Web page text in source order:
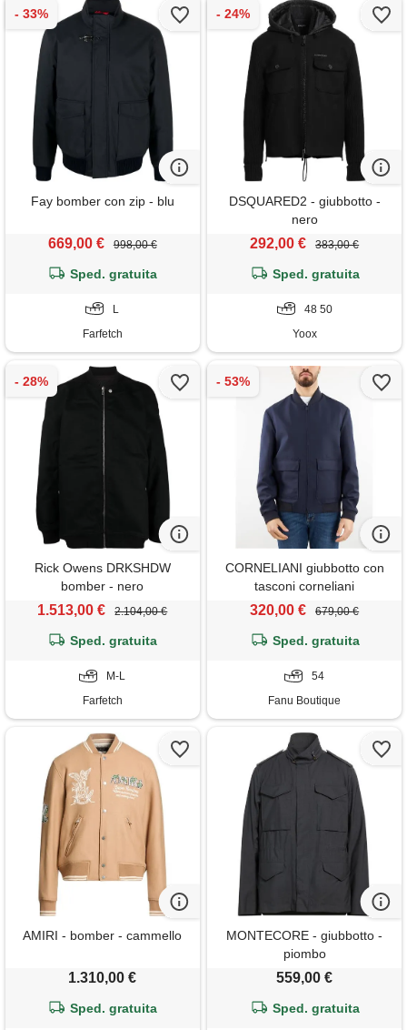
Fay bomber con zip - blu
669,00 € 998,00 €
Sped. gratuita
L
Farfetch
DSQUARED2 - giubbotto -
nero
292,00 € 383,00 €
Sped. gratuita
48 50
Yoox
Rick Owens DRKSHDW
bomber - nero
1.513,00 € 2.104,00 €
Sped. gratuita
M-L
Farfetch
CORNELIANI giubbotto con
tasconi corneliani
320,00 € 679,00 €
Sped. gratuita
54
Fanu Boutique
AMIRI - bomber - cammello
1.310,00 €
Sped. gratuita
MONTECORE - giubbotto -
piombo
559,00 €
Sped. gratuita